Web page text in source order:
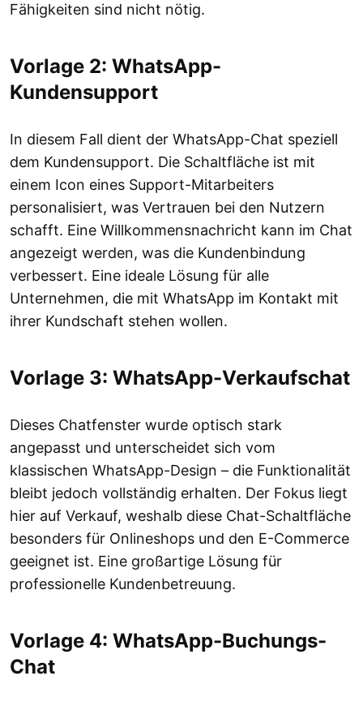
Fähigkeiten sind nicht nötig.
Vorlage 2: WhatsApp-
Kundensupport
In diesem Fall dient der WhatsApp-Chat speziell
dem Kundensupport. Die Schaltfläche ist mit
einem Icon eines Support-Mitarbeiters
personalisiert, was Vertrauen bei den Nutzern
schafft. Eine Willkommensnachricht kann im Chat
angezeigt werden, was die Kundenbindung
verbessert. Eine ideale Lösung für alle
Unternehmen, die mit WhatsApp im Kontakt mit
ihrer Kundschaft stehen wollen.
Vorlage 3: WhatsApp-Verkaufschat
Dieses Chatfenster wurde optisch stark
angepasst und unterscheidet sich vom
klassischen WhatsApp-Design – die Funktionalität
bleibt jedoch vollständig erhalten. Der Fokus liegt
hier auf Verkauf, weshalb diese Chat-Schaltfläche
besonders für Onlineshops und den E-Commerce
geeignet ist. Eine großartige Lösung für
professionelle Kundenbetreuung.
Vorlage 4: WhatsApp-Buchungs-
Chat